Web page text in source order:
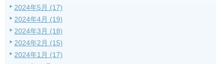
2024年5月 (17)
2024年4月 (19)
2024年3月 (18)
2024年2月 (15)
2024年1月 (17)